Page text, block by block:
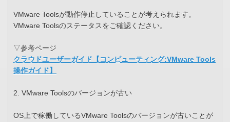
VMware Toolsが動作停止していることが考えられます。
VMware Toolsのステータスをご確認ください。
▽参考ページ
クラウドユーザーガイド【コンピューティング:VMware Tools
操作ガイド】
2. VMware Toolsのバージョンが古い
OS上で稼働しているVMware Toolsのバージョンが古いことが